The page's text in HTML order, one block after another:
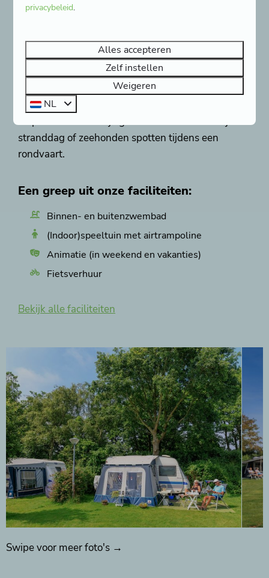
Kinderen kunnen
kunnen ze zich uitleven in de grote
binnenspeeltuin of zich vermaken bij deanimatie
(in weekenden en vakanties). Voor waterpret
ontdek je de zwembaden met stoomcabine en
whirlpool. Daarnaast is de
loopafstand en kun je genieten van een heerlijke
stranddag of zeehonden spotten tijdens een
rondvaart.
Een greep uit onze faciliteiten:
Binnen- en buitenzwembad
(Indoor)speeltuin met airtrampoline
Animatie (in weekend en vakanties)
Fietsverhuur
Bekijk alle faciliteiten
Swipe voor meer foto's →
privacybeleid.
Alles accepteren
Zelf instellen
Weigeren
NL